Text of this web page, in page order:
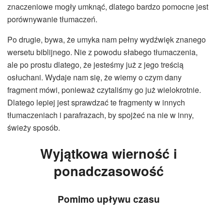
znaczeniowe mogły umknąć, dlatego bardzo pomocne jest
porównywanie tłumaczeń.
Po drugie, bywa, że umyka nam pełny wydźwięk znanego
wersetu biblijnego. Nie z powodu słabego tłumaczenia,
ale po prostu dlatego, że jesteśmy już z jego treścią
osłuchani. Wydaje nam się, że wiemy o czym dany
fragment mówi, ponieważ czytaliśmy go już wielokrotnie.
Dlatego lepiej jest sprawdzać te fragmenty w innych
tłumaczeniach i parafrazach, by spojżeć na nie w inny,
świeży sposób.
Wyjątkowa wierność i
ponadczasowość
Pomimo upływu czasu